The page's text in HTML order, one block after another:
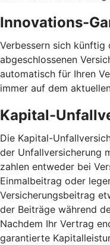
Innovations-
Verbessern sich künftig
abgeschlossenen
automatisch für Ihren
immer auf dem
Kapital-
Die Kapital-
der Unfallversicherung
zahlen entweder bei
Einmalbeitrag oder
Versicherungsbeitrag
der Beiträge während
Nachdem Ihr Vertrag
garantierte